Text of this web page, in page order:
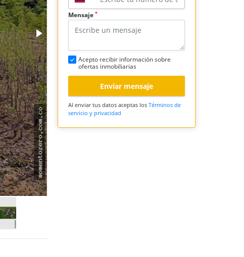
Mensaje *
Acepto recibir información sobre
ofertas inmobiliarias
Enviar mensaje
Al enviar tus datos aceptas los Términos de
servicio y privacidad